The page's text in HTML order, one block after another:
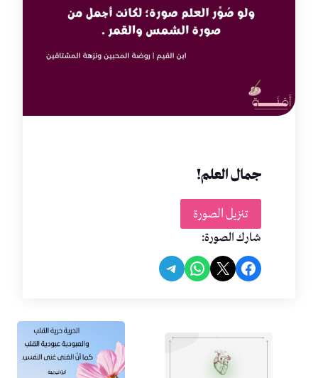
جمال العلم!
تنزيل الصورة
شارك الصورة:
Share on Facebook
Share on X
Share on WhatsApp
Share on Telegram